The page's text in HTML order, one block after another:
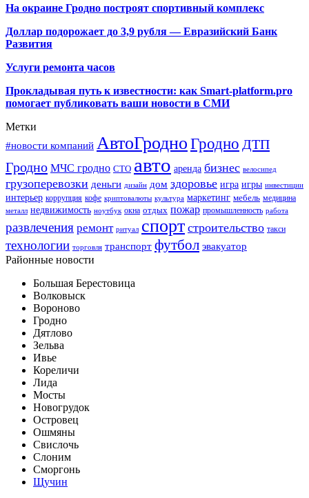
На окраине Гродно построят спортивный комплекс
Доллар подорожает до 3,9 рубля — Евразийский Банк
Развития
Услуги ремонта часов
Прокладывая путь к известности: как Smart-platform.pro
помогает публиковать ваши новости в СМИ
Метки
#новости компаний АвтоГродноГродно ДТП
Гродно МЧС гродно СТО авто аренда бизнес велосипед
грузоперевозки деньги дизайн дом здоровье игра игры инвестиции
интерьер коррупция кофе криптовалюты культура маркетинг мебель медицина
металл недвижимость ноутбук окна отдых пожар промышленность работа
развлечения ремонт ритуал спорт строительство такси
технологии торговля транспорт футбол эвакуатор
Районные новости
Большая Берестовица
Волковыск
Вороново
Гродно
Дятлово
Зельва
Ивье
Кореличи
Лида
Мосты
Новогрудок
Островец
Ошмяны
Свислочь
Слоним
Сморгонь
Щучин